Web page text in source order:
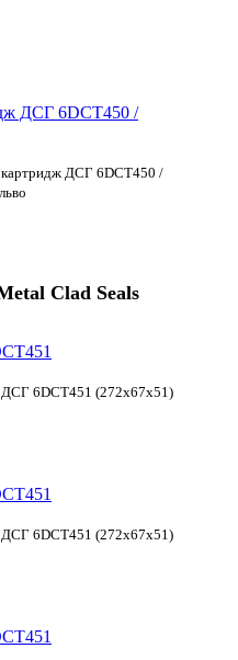
ДСГ 6DCT450 /
ДСГ 6DCT450 /
Clad Seals
6DCT451 (272x67x51)
6DCT451 (272x67x51)